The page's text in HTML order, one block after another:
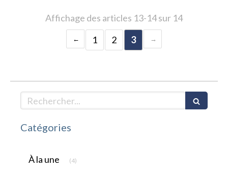
Affichage des articles 13-14 sur 14
1
2 3
Rechercher
Catégories
À la une (4)